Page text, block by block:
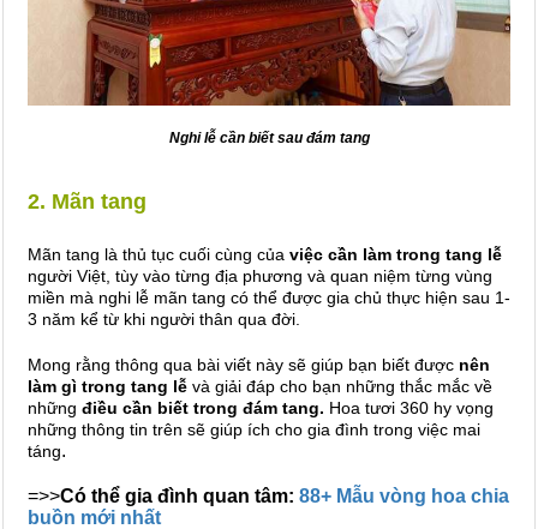
Nghi lễ cần biết sau đám tang
2. Mãn tang
Mãn tang là thủ tục cuối cùng của việc cần làm trong tang lễ
người Việt, tùy vào từng địa phương và quan niệm từng vùng
miền mà nghi lễ mãn tang có thể được gia chủ thực hiện sau 1-
3 năm kể từ khi người thân qua đời.
Mong rằng thông qua bài viết này sẽ giúp bạn biết được nên
làm gì trong tang lễ và giải đáp cho bạn những thắc mắc về
những điều cần biết trong đám tang. Hoa tươi 360 hy vọng
những thông tin trên sẽ giúp ích cho gia đình trong việc mai
táng.
=>>Có thể gia đình quan tâm: 88+ Mẫu vòng hoa chia
buồn mới nhất